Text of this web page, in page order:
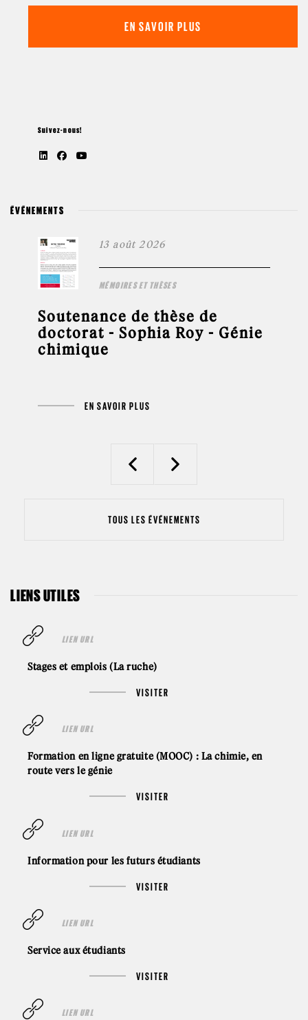
EN SAVOIR PLUS
Suivez-nous!
ÉVÉNEMENTS
13 août 2026
MÉMOIRES ET THÈSES
Soutenance de thèse de
doctorat - Sophia Roy - Génie
chimique
EN SAVOIR PLUS
Previous Next
TOUS LES ÉVÉNEMENTS
LIENS UTILES
LIEN URL
Stages et emplois (La ruche)
VISITER
LIEN URL
Formation en ligne gratuite (MOOC) : La chimie, en
route vers le génie
VISITER
LIEN URL
Information pour les futurs étudiants
VISITER
LIEN URL
Service aux étudiants
VISITER
LIEN URL